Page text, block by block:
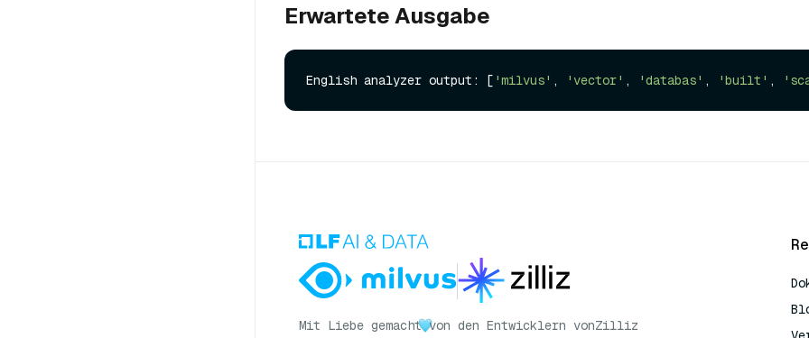
Erwartete Ausgabe
English analyzer output: [ 'milvus' , 'vector' , 'databas' , 'built' ,
Mit Liebe gemacht von den Entwicklern vonZilliz